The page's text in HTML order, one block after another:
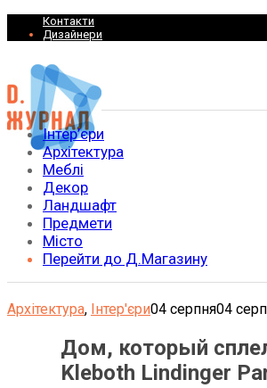
Контакти
Дизайнери
Інтер’єри
Архітектура
Меблі
Декор
Ландшафт
Предмети
Місто
Перейти до Д.Магазину
Архітектура, Інтер'єри04 серпня04
Дом, который
Kleboth Lindinger